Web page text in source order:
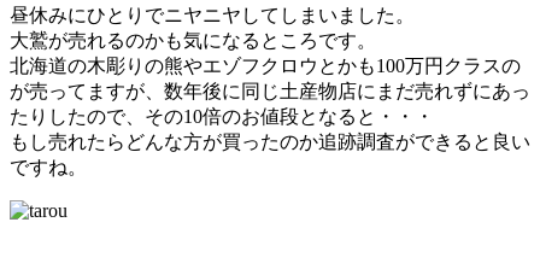
昼休みにひとりでニヤニヤしてしまいました。
大鷲が売れるのかも気になるところです。
北海道の木彫りの熊やエゾフクロウとかも100万円クラスの
が売ってますが、数年後に同じ土産物店にまだ売れずにあっ
たりしたので、その10倍のお値段となると・・・
もし売れたらどんな方が買ったのか追跡調査ができると良い
ですね。